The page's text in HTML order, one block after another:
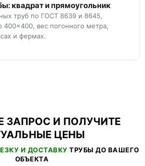
квадрат и прямоугольник
труб по ГОСТ 8639 и 8645,
400×400, вес погонного метра,
и фермах.
ЗАПРОС И ПОЛУЧИТЕ
ЦЕНЫ
И ДОСТАВКУ ТРУБЫ ДО ВАШЕГО
ОБЪЕКТА